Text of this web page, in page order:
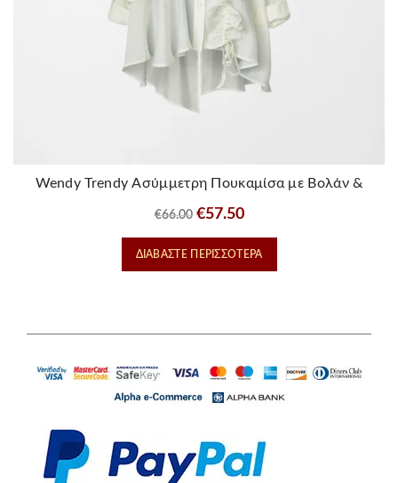
Wendy Trendy Ασύμμετρη Πουκαμίσα με Βολάν &
€66.00 Original
price
was:
€57.50Η
τρέχουσα
τιμή
ΔΙΑΒΆΣΤΕ ΠΕΡΙΣΣΌΤΕΡΑ